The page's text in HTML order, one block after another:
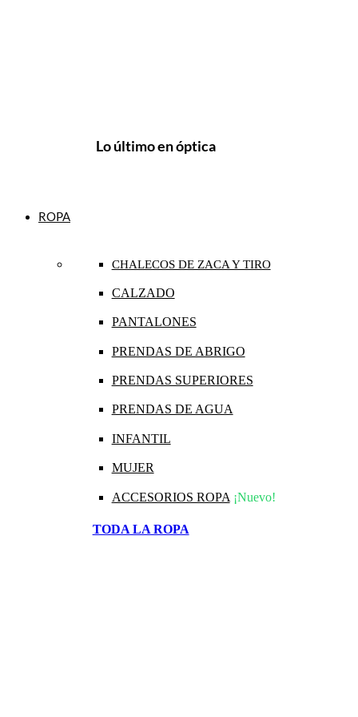
Lo último en óptica
ROPA
CHALECOS DE ZACA Y TIRO
CALZADO
PANTALONES
PRENDAS DE ABRIGO
PRENDAS SUPERIORES
PRENDAS DE AGUA
INFANTIL
MUJER
ACCESORIOS ROPA ¡Nuevo!
TODA LA ROPA